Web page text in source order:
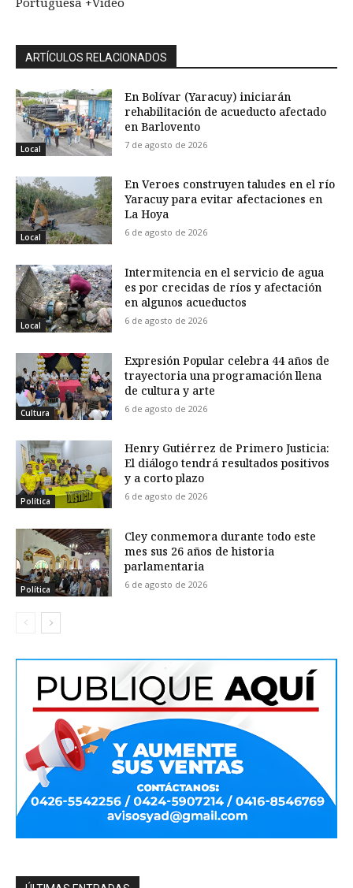
ARTÍCULOS RELACIONADOS
Local
En Bolívar (Yaracuy) iniciarán
rehabilitación de acueducto afectado
en Barlovento
7 de agosto de 2026
Local
En Veroes construyen taludes en el río
Yaracuy para evitar afectaciones en
La Hoya
6 de agosto de 2026
Local
Intermitencia en el servicio de agua
es por crecidas de ríos y afectación
en algunos acueductos
6 de agosto de 2026
Cultura
Expresión Popular celebra 44 años de
trayectoria una programación llena
de cultura y arte
6 de agosto de 2026
Política
Henry Gutiérrez de Primero Justicia:
El diálogo tendrá resultados positivos
y a corto plazo
6 de agosto de 2026
Política
Cley conmemora durante todo este
mes sus 26 años de historia
parlamentaria
6 de agosto de 2026